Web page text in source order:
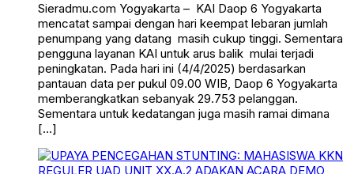
Sieradmu.com Yogyakarta – KAI Daop 6 Yogyakarta
mencatat sampai dengan hari keempat lebaran jumlah
penumpang yang datang masih cukup tinggi. Sementara
pengguna layanan KAI untuk arus balik mulai terjadi
peningkatan. Pada hari ini (4/4/2025) berdasarkan
pantauan data per pukul 09.00 WIB, Daop 6 Yogyakarta
memberangkatkan sebanyak 29.753 pelanggan.
Sementara untuk kedatangan juga masih ramai dimana
[…]